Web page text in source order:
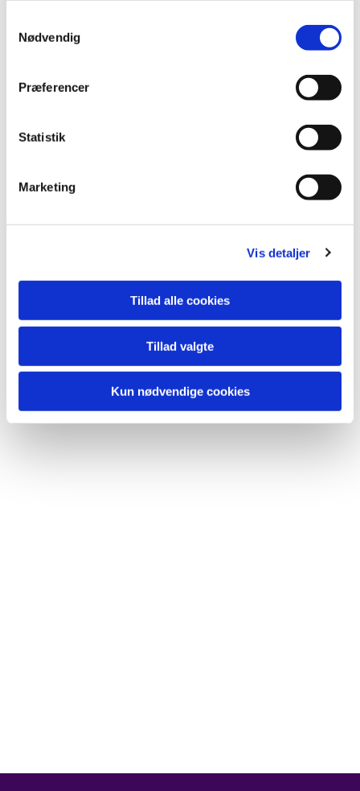
Nødvendig
Præferencer
Statistik
Marketing
Vis detaljer
Tillad alle cookies
Tillad valgte
Kun nødvendige cookies
Du vil måske også kunne
lide...